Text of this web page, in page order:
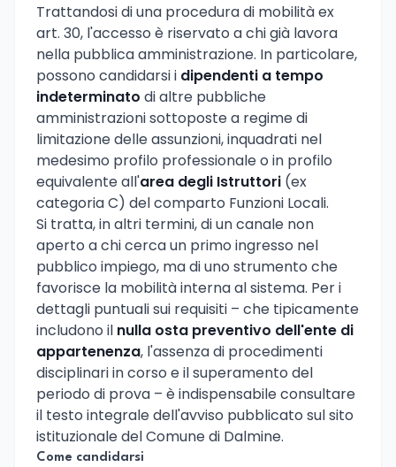
Trattandosi di una procedura di mobilità ex
art. 30, l'accesso è riservato a chi già lavora
nella pubblica amministrazione. In particolare,
possono candidarsi i dipendenti a tempo
indeterminato di altre pubbliche
amministrazioni sottoposte a regime di
limitazione delle assunzioni, inquadrati nel
medesimo profilo professionale o in profilo
equivalente all'area degli Istruttori (ex
categoria C) del comparto Funzioni Locali.
Si tratta, in altri termini, di un canale non
aperto a chi cerca un primo ingresso nel
pubblico impiego, ma di uno strumento che
favorisce la mobilità interna al sistema. Per i
dettagli puntuali sui requisiti – che tipicamente
includono il nulla osta preventivo dell'ente di
appartenenza, l'assenza di procedimenti
disciplinari in corso e il superamento del
periodo di prova – è indispensabile consultare
il testo integrale dell'avviso pubblicato sul sito
istituzionale del Comune di Dalmine.
Come candidarsi